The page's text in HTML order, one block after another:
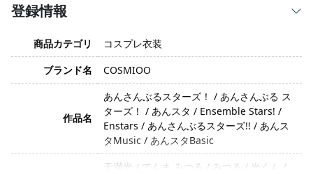
登録情報
商品カテゴリ
コスプレ衣装
ブランド名
COSMIOO
作品名
あんさんぶるスターズ！ / あんさんぶる ス
ターズ！ / あんスタ / Ensemble Stars! /
Enstars / あんさんぶるスターズ!! / あんス
タMusic / あんスタBasic
天満光 / てんま みつる / みつる / 光くん /